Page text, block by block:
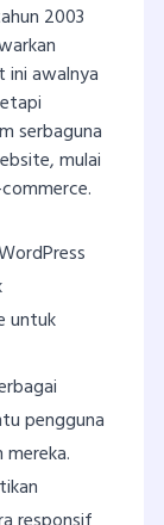
2003
ini awalnya
serbaguna
mulai
untuk
pengguna